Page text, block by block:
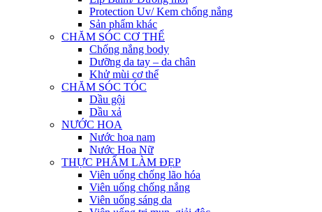
Protection Uv/ Kem chống nắng
Sản phẩm khác
CHĂM SÓC CƠ THỂ
Chống nắng body
Dưỡng da tay – da chân
Khử mùi cơ thể
CHĂM SÓC TÓC
Dầu gội
Dầu xả
NƯỚC HOA
Nước hoa nam
Nước Hoa Nữ
THỰC PHẨM LÀM ĐẸP
Viên uống chống lão hóa
Viên uống chống nắng
Viên uống sáng da